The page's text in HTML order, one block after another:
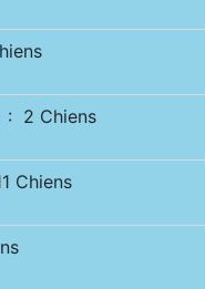
: 2 Chiens
Chiens